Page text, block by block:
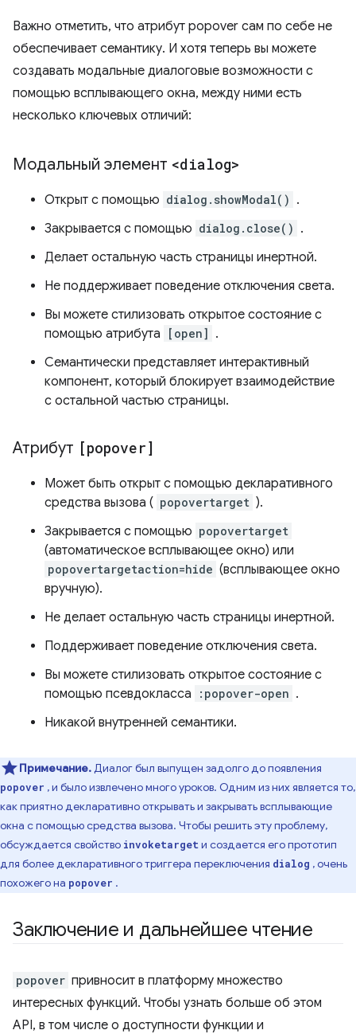
Важно отметить, что атрибут popover сам по себе не
обеспечивает семантику. И хотя теперь вы можете
создавать модальные диалоговые возможности с
помощью всплывающего окна, между ними есть
несколько ключевых отличий:
Модальный элемент <dialog>
Открыт с помощью dialog.showModal() .
Закрывается с помощью dialog.close() .
Делает остальную часть страницы инертной.
Не поддерживает поведение отключения света.
Вы можете стилизовать открытое состояние с
помощью атрибута
[open] .
Семантически представляет интерактивный
компонент, который блокирует взаимодействие
с остальной частью страницы.
Атрибут [popover]
Может быть открыт с помощью декларативного
средства вызова ( popovertarget ).
Закрывается с помощью popovertarget
(автоматическое всплывающее окно) или
popovertargetaction=hide (всплывающее окно
вручную).
Не делает остальную часть страницы инертной.
Поддерживает поведение отключения света.
Вы можете стилизовать открытое состояние с
помощью псевдокласса
:popover-open .
Никакой внутренней семантики.
Примечание.Диалог был выпущен задолго до появления
popover , и было извлечено много уроков. Одним из них является то,
как приятно декларативно открывать и закрывать всплывающие
окна с помощью средства вызова. Чтобы решить эту проблему,
обсуждается свойство invoketarget и создается его прототип
для более декларативного триггера переключения dialog , очень
похожего на popover .
Заключение и дальнейшее чтение
popover привносит в платформу множество
интересных функций. Чтобы узнать больше об этом
API, в том числе о доступности функции и